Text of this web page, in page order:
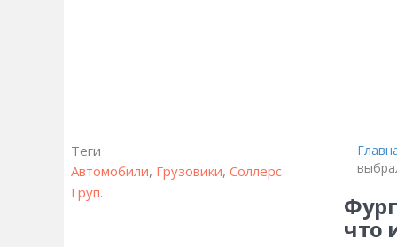
Теги
Автомобили, Грузовики, Соллерс
Груп.
что